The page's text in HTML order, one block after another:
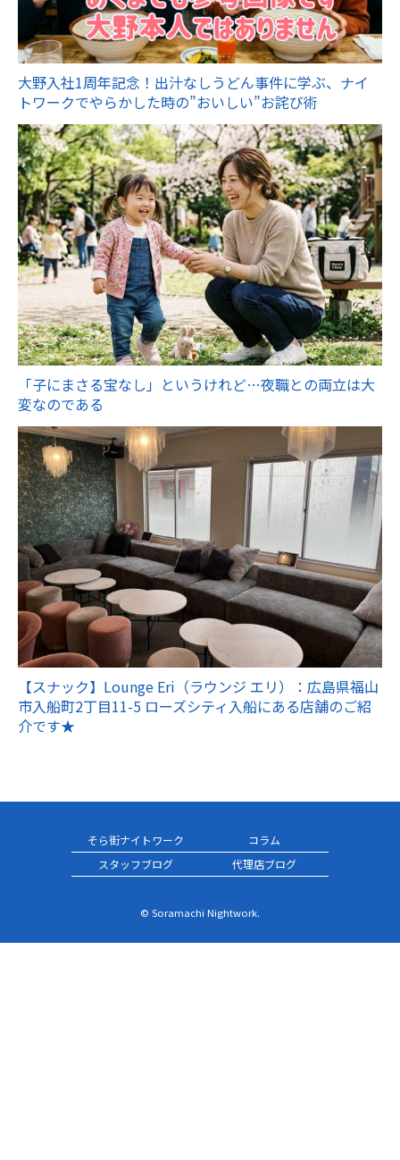
大野入社1周年記念！出汁なしうどん事件に学ぶ、ナイ
トワークでやらかした時の”おいしい”お詫び術
「子にまさる宝なし」というけれど…夜職との両立は大
変なのである
【スナック】Lounge Eri（ラウンジ エリ）：広島県福山
市入船町2丁目11-5 ローズシティ入船にある店舗のご紹
介です★
そら街ナイトワーク
コラム
スタッフブログ
代理店ブログ
© Soramachi Nightwork.